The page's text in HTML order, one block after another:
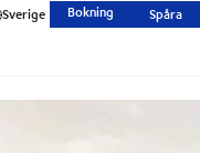
Sverige Bokning Spåra